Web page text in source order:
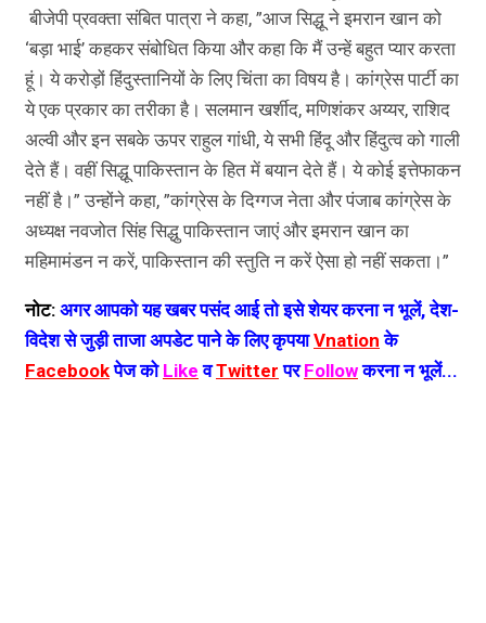
बीजेपी प्रवक्ता संबित पात्रा ने कहा, ”आज सिद्धू ने इमरान खान को
‘बड़ा भाई’ कहकर संबोधित किया और कहा कि मैं उन्हें बहुत प्यार करता
हूं। ये करोड़ों हिंदुस्तानियों के लिए चिंता का विषय है। कांग्रेस पार्टी का
ये एक प्रकार का तरीका है। सलमान खर्शीद, मणिशंकर अय्यर, राशिद
अल्वी और इन सबके ऊपर राहुल गांधी, ये सभी हिंदू और हिंदुत्व को गाली
देते हैं। वहीं सिद्धू पाकिस्तान के हित में बयान देते हैं। ये कोई इत्तेफाकन
नहीं है।” उन्होंने कहा, ”कांग्रेस के दिग्गज नेता और पंजाब कांग्रेस के
अध्यक्ष नवजोत सिंह सिद्धु पाकिस्तान जाएं और इमरान खान का
महिमामंडन न करें, पाकिस्तान की स्तुति न करें ऐसा हो नहीं सकता।”
नोट: अगर आपको यह खबर पसंद आई तो इसे शेयर करना न भूलें, देश-
विदेश से जुड़ी ताजा अपडेट पाने के लिए कृपयाVnation के
Facebookपेज को Like वTwitter परFollowकरना न भूलें...